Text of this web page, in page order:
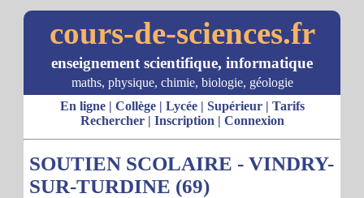
cours-de-sciences.fr
enseignement scientifique, informatique
maths, physique, chimie, biologie, géologie
En ligne| Collège| Lycée| Supérieur| Tarifs
Rechercher| Inscription | Connexion
SOUTIEN SCOLAIRE - VINDRY-
SUR-TURDINE (69)